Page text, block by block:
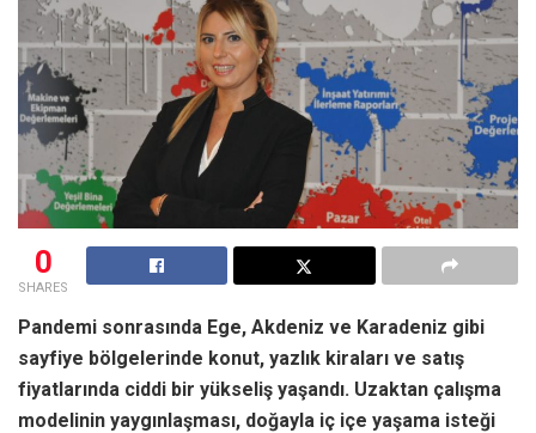
0
SHARES
Pandemi sonrasında Ege, Akdeniz ve Karadeniz gibi
sayfiye bölgelerinde konut, yazlık kiraları ve satış
fiyatlarında ciddi bir yükseliş yaşandı. Uzaktan çalışma
modelinin yaygınlaşması, doğayla iç içe yaşama isteği